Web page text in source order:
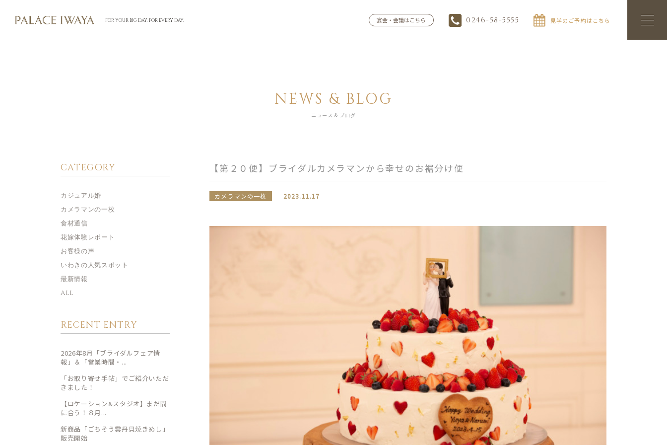
FOR YOUR BIG DAY. FOR EVERY DAY. 宴会・会議はこちら 0246-58-5555 見学のご予約はこちら
NEWS & BLOG
ニュース & ブログ
CATEGORY
カジュアル婚
カメラマンの一枚
食材通信
花嫁体験レポート
お客様の声
いわきの人気スポット
最新情報
ALL
RECENT ENTRY
2026年8月「ブライダルフェア情
報」＆「営業時間・...
「お取り寄せ手帖」でご紹介いただ
きました！
【ロケーション&スタジオ】まだ間
に合う！８月...
新商品「ごちそう雲丹貝焼きめし」
販売開始
【第２０便】ブライダルカメラマンから幸せのお裾分け便
カメラマンの一枚 2023.11.17